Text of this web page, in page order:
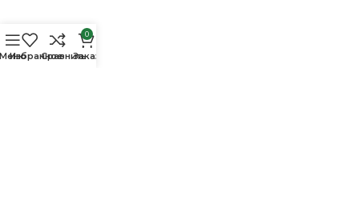
Мой аккаунт
Мои заказы
Меню
ИзбранноеСравнить
0
позиций
Заказ